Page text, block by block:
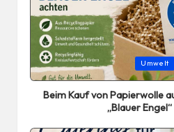
Posted
in
Umwelt
Beim Kauf von Papierwolle
„Blauer